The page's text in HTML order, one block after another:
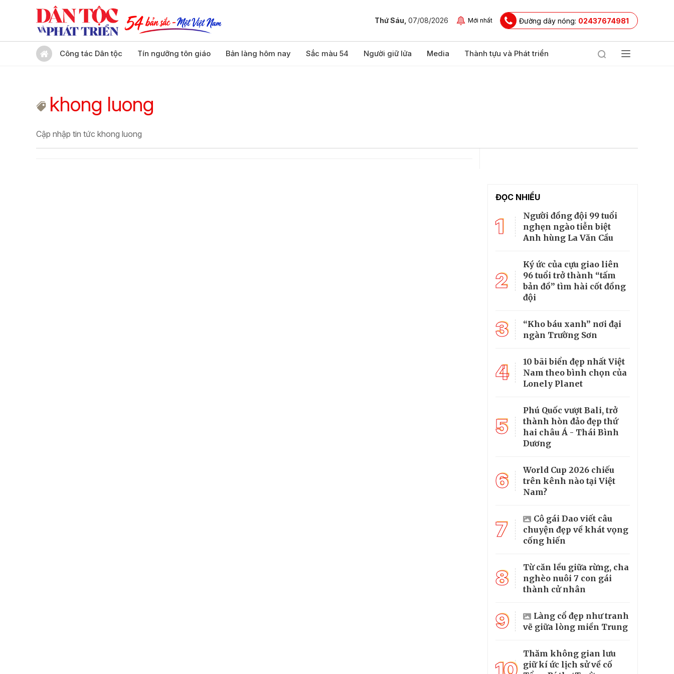
Thứ Sáu, 07/08/2026 Mới nhất Đường dây nóng: 02437674981
Công tác Dân tộc Tín ngưỡng tôn giáo Bản làng hôm nay Sắc màu 54 Người giữ lửa Media Thành tựu và Phát triển
khong luong
Cập nhập tin tức khong luong
ĐỌC NHIỀU
1
Người đồng đội 99 tuổi
nghẹn ngào tiễn biệt
Anh hùng La Văn Cầu
2
Ký ức của cựu giao liên
96 tuổi trở thành “tấm
bản đồ” tìm hài cốt đồng
đội
3
“Kho báu xanh” nơi đại
ngàn Trường Sơn
4
10 bãi biển đẹp nhất Việt
Nam theo bình chọn của
Lonely Planet
5
Phú Quốc vượt Bali, trở
thành hòn đảo đẹp thứ
hai châu Á - Thái Bình
Dương
6
World Cup 2026 chiếu
trên kênh nào tại Việt
Nam?
7
Cô gái Dao viết câu
chuyện đẹp về khát vọng
cống hiến
8
Từ căn lều giữa rừng, cha
nghèo nuôi 7 con gái
thành cử nhân
9
Làng cổ đẹp như tranh
vẽ giữa lòng miền Trung
Thăm không gian lưu
giữ kí ức lịch sử về cố